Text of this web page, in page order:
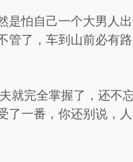
怕自己一个大男人
了，车到山前必有
就完全掌握了，还不
一番，你还别说，